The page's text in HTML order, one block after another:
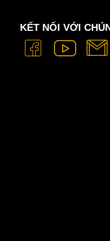
KẾT NỐI VỚI